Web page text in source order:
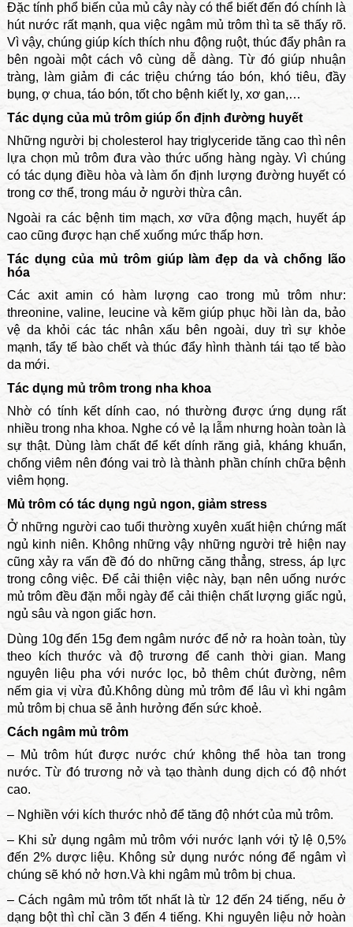
Đặc tính phổ biến của mủ cây này có thể biết đến đó chính là
hút nước rất mạnh, qua việc ngâm mủ trôm thì ta sẽ thấy rõ.
Vì vậy, chúng giúp kích thích nhu động ruột, thúc đẩy phân ra
bên ngoài một cách vô cùng dễ dàng. Từ đó giúp nhuận
tràng, làm giảm đi các triệu chứng táo bón, khó tiêu, đầy
bụng, ợ chua, táo bón, tốt cho bệnh kiết lỵ, xơ gan,…
Tác dụng của mủ trôm giúp ổn định đường huyết
Những người bị cholesterol hay triglyceride tăng cao thì nên
lựa chọn mủ trôm đưa vào thức uống hàng ngày. Vì chúng
có tác dụng điều hòa và làm ổn định lượng đường huyết có
trong cơ thể, trong máu ở người thừa cân.
Ngoài ra các bệnh tim mạch, xơ vữa động mạch, huyết áp
cao cũng được hạn chế xuống mức thấp hơn.
Tác dụng của mủ trôm giúp làm đẹp da và chống lão
hóa
Các axit amin có hàm lượng cao trong mủ trôm như:
threonine, valine, leucine và kẽm giúp phục hồi làn da, bảo
vệ da khỏi các tác nhân xấu bên ngoài, duy trì sự khỏe
mạnh, tẩy tế bào chết và thúc đẩy hình thành tái tạo tế bào
da mới.
Tác dụng mủ trôm trong nha khoa
Nhờ có tính kết dính cao, nó thường được ứng dụng rất
nhiều trong nha khoa. Nghe có vẻ lạ lẫm nhưng hoàn toàn là
sự thật. Dùng làm chất để kết dính răng giả, kháng khuẩn,
chống viêm nên đóng vai trò là thành phần chính chữa bệnh
viêm họng.
Mủ trôm có tác dụng ngủ ngon, giảm stress
Ở những người cao tuổi thường xuyên xuất hiện chứng mất
ngủ kinh niên. Không những vậy những người trẻ hiện nay
cũng xảy ra vấn đề đó do những căng thẳng, stress, áp lực
trong công việc. Để cải thiện việc này, bạn nên uống nước
mủ trôm đều đặn mỗi ngày để cải thiện chất lượng giấc ngủ,
ngủ sâu và ngon giấc hơn.
Dùng 10g đến 15g đem ngâm nước để nở ra hoàn toàn, tùy
theo kích thước và độ trương để canh thời gian. Mang
nguyên liệu pha với nước lọc, bỏ thêm chút đường, nêm
nếm gia vị vừa đủ.Không dùng mủ trôm để lâu vì khi ngâm
mủ trôm bị chua sẽ ảnh hưởng đến sức khoẻ.
Cách ngâm mủ trôm
– Mủ trôm hút được nước chứ không thể hòa tan trong
nước. Từ đó trương nở và tạo thành dung dịch có độ nhớt
cao.
– Nghiền với kích thước nhỏ để tăng độ nhớt của mủ trôm.
– Khi sử dụng ngâm mủ trôm với nước lạnh với tỷ lệ 0,5%
đến 2% dược liệu. Không sử dụng nước nóng để ngâm vì
chúng sẽ khó nở hơn.Và khi ngâm mủ trôm bị chua.
– Cách ngâm mủ trôm tốt nhất là từ 12 đến 24 tiếng, nếu ở
dạng bột thì chỉ cần 3 đến 4 tiếng. Khi nguyên liệu nở hoàn